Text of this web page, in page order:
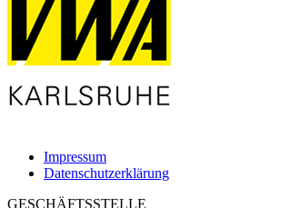
Impressum
Datenschutzerklärung
GESCHÄFTSSTELLE